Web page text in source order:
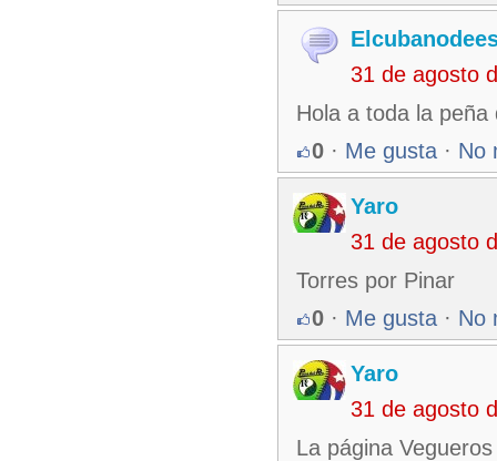
31 de agosto
Hola a toda la
0 · Me gusta · No
Yaro
31 de agosto
Torres por Pinar
0 · Me gusta · No
Yaro
31 de agosto
La página